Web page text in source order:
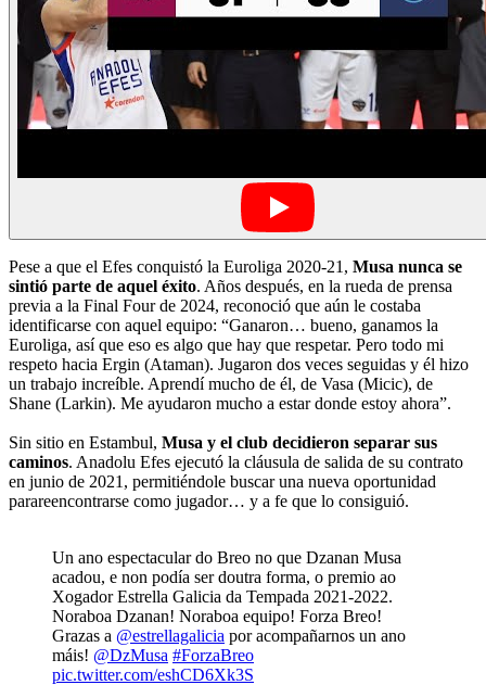
Pese a que el Efes conquistó la Euroliga 2020-21, Musa nunca se
sintió parte de aquel éxito. Años después, en la rueda de prensa
previa a la Final Four de 2024, reconoció que aún le costaba
identificarse con aquel equipo: “Ganaron… bueno, ganamos la
Euroliga, así que eso es algo que hay que respetar. Pero todo mi
respeto hacia Ergin (Ataman). Jugaron dos veces seguidas y él hizo
un trabajo increíble. Aprendí mucho de él, de Vasa (Micic), de
Shane (Larkin). Me ayudaron mucho a estar donde estoy ahora”.
Sin sitio en Estambul, Musa y el club decidieron separar sus
caminos. Anadolu Efes ejecutó la cláusula de salida de su contrato
en junio de 2021, permitiéndole buscar una nueva oportunidad
parareencontrarse como jugador… y a fe que lo consiguió.
Un ano espectacular do Breo no que Dzanan Musa
acadou, e non podía ser doutra forma, o premio ao
Xogador Estrella Galicia da Tempada 2021-2022.
Noraboa Dzanan! Noraboa equipo! Forza Breo!
Grazas a @estrellagalicia por acompañarnos un ano
máis! @DzMusa #ForzaBreo
pic.twitter.com/eshCD6Xk3S